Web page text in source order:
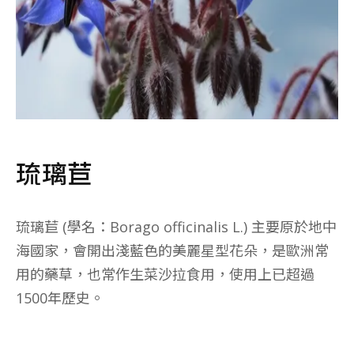
琉璃苣
琉璃苣 (學名： Borago officinalis L.) 主要原於地中
海國家，會開出淺藍色的美麗星型花朵，是歐洲常
用的藥草，也常作生菜沙拉食用，使用上已超過
1500年歷史。